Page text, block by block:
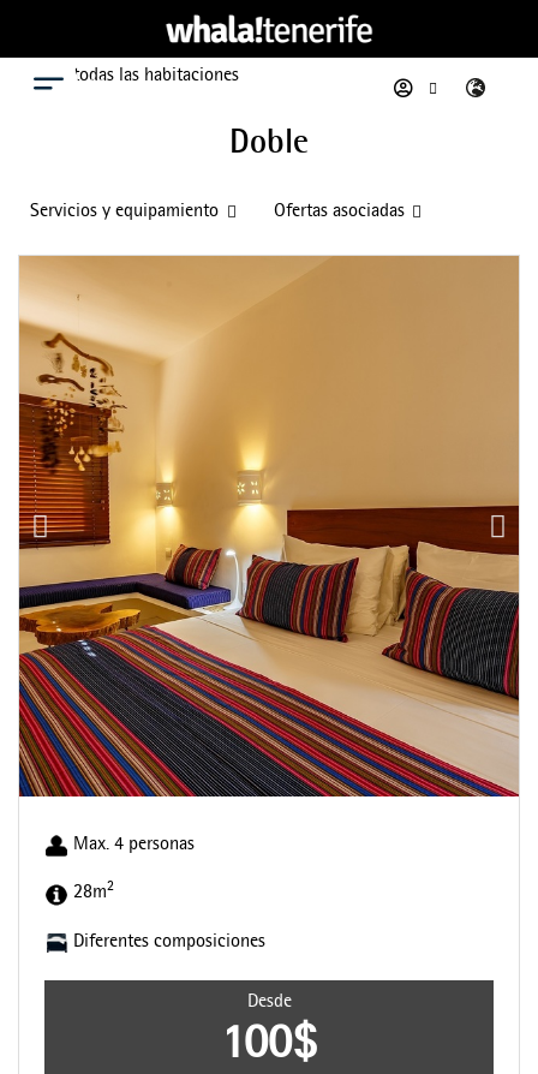
Menú
Ver todas las habitaciones
Doble
Servicios y equipamiento Ofertas asociadas
Max. 4 personas
28m2
Diferentes composiciones
Desde
100$